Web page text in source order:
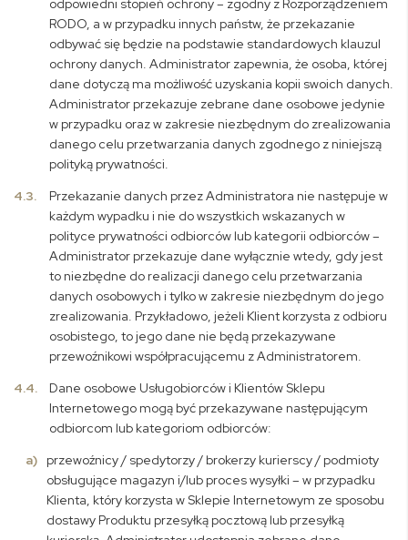
odpowiedni stopień ochrony – zgodny z Rozporządzeniem
RODO, a w przypadku innych państw, że przekazanie
odbywać się będzie na podstawie standardowych klauzul
ochrony danych. Administrator zapewnia, że osoba, której
dane dotyczą ma możliwość uzyskania kopii swoich danych.
Administrator przekazuje zebrane dane osobowe jedynie
w przypadku oraz w zakresie niezbędnym do zrealizowania
danego celu przetwarzania danych zgodnego z niniejszą
polityką prywatności.
4.3.
Przekazanie danych przez Administratora nie następuje w
każdym wypadku i nie do wszystkich wskazanych w
polityce prywatności odbiorców lub kategorii odbiorców –
Administrator przekazuje dane wyłącznie wtedy, gdy jest
to niezbędne do realizacji danego celu przetwarzania
danych osobowych i tylko w zakresie niezbędnym do jego
zrealizowania. Przykładowo, jeżeli Klient korzysta z odbioru
osobistego, to jego dane nie będą przekazywane
przewoźnikowi współpracującemu z Administratorem.
4.4.
Dane osobowe Usługobiorców i Klientów Sklepu
Internetowego mogą być przekazywane następującym
odbiorcom lub kategoriom odbiorców:
przewoźnicy / spedytorzy / brokerzy kurierscy / podmioty
obsługujące magazyn i/lub proces wysyłki – w przypadku
Klienta, który korzysta w Sklepie Internetowym ze sposobu
dostawy Produktu przesyłką pocztową lub przesyłką